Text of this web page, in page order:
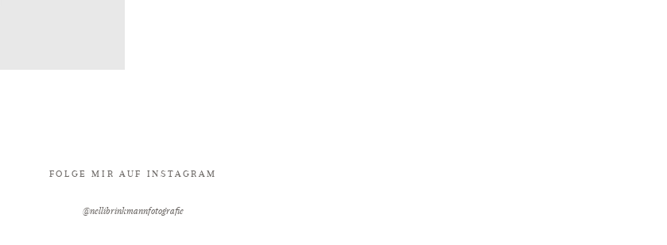
FOLGE MIR AUF INSTAGRAM
@nellibrinkmannfotografie